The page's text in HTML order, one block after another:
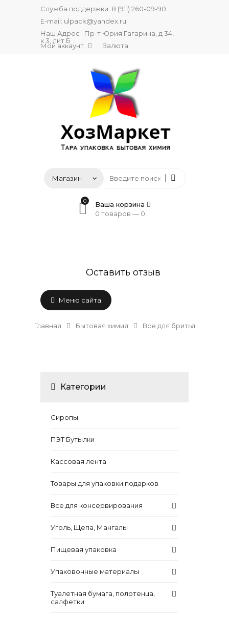
Служба поддержки: 8 (911) 260-09-90
E-mail: ulpack@yandex.ru
Наш Адрес : Пр-т Юрия Гагарина, д 34,
к 3, лит Б
Мой аккаунт Валюта:
0
Ваша корзина
0 товаров — 0
Оставить отзыв
Меню сайта
Главная Бытовая химия Все для бритья
Категории
Сиропы
ПЭТ Бутылки
Кассовая лента
Товары для упаковки подарков
Все для консервирования
Уголь, Щепа, Мангалы
Пищевая упаковка
Упаковочные материалы
Туалетная бумага, полотенца,
салфетки